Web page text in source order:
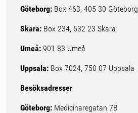
Göteborg: Box 463, 405 30 Göteborg
Skara: Box 234, 532 23 Skara
Umeå: 901 83 Umeå
Uppsala: Box 7024, 750 07 Uppsala
Besöksadresser
Göteborg: Medicinaregatan 7B